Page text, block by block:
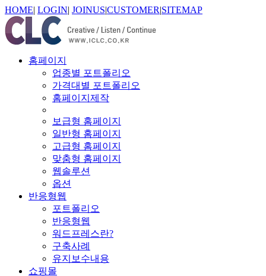
HOME| LOGIN| JOINUS|CUSTOMER|SITEMAP
홈페이지
업종별 포트폴리오
가격대별 포트폴리오
홈페이지제작
보급형 홈페이지
일반형 홈페이지
고급형 홈페이지
맞춤형 홈페이지
웹솔루션
옵션
반응형웹
포트폴리오
반응형웹
워드프레스란?
구축사례
유지보수내용
쇼핑몰